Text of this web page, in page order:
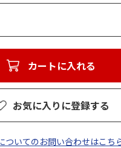
カートに入れる
お気に入りに登録する
ついてのお問い合わせはこち